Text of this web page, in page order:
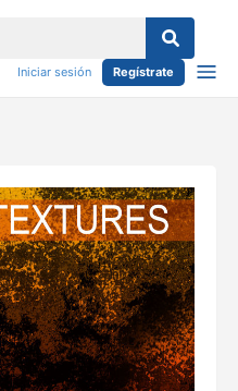
Iniciar sesión Regístrate